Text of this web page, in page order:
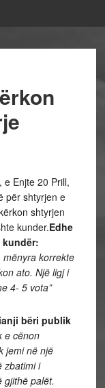
e Enjte 20 Prill,
për shtyrjen e
shtyrjen
kunder.Edhe
kundër:
mënyra korrekte
ato. Një ligj i
4- 5 vota”
bëri publik
e cënon
jemi në një
zbatimi i
gjithë palët.